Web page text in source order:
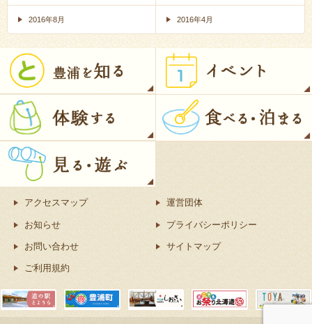
2016年8月 2016年4月
アクセスマップ
お知らせ
お問い合わせ
ご利用規約
運営団体
プライバシーポリシー
サイトマップ